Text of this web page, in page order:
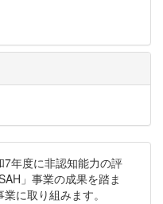
年度に非認知能力の評
」事業の成果を踏ま
に取り組みます。